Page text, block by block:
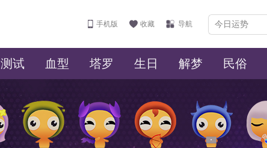
手机版 收藏 导航
测试 血型 塔罗 生日 解梦 民俗